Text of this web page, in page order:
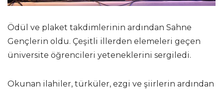
Ödül ve plaket takdimlerinin ardından Sahne
Gençlerin oldu. Çeşitli illerden elemeleri geçen
üniversite öğrencileri yeteneklerini sergiledi.
Okunan ilahiler, türküler, ezgi ve şiirlerin ardından